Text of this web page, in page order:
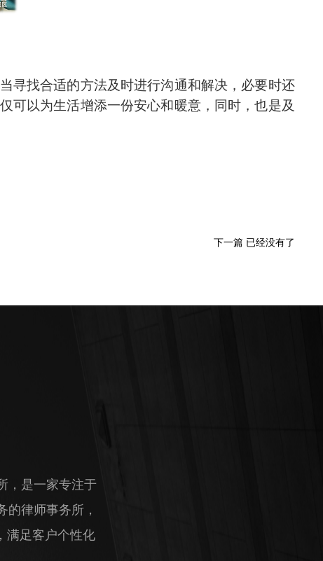
寻找合适的方法及时进行沟通和解决，必要时还
可以为生活增添一份安心和暖意，同时，也是及
下一篇 已经没有了
，是一家专注于
律师事务所，
满足客户个性化